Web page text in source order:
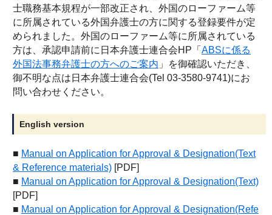
士職務基本規程が一部改正され、外国のローファーム等
に所属されている外国弁護士の方に関する登録要件が定
められました。外国のローファーム等に所属されている
方は、承認申請前に日本弁護士連合会HP「 ABSに係る
外国法事務弁護士の方へのご案内 」を御確認いただき、
御不明な点は日本弁護士連合会(Tel 03-3580-9741)にお
問い合わせください。
English version
■ Manual on Application for Approval & Designation(Text
& Reference materials) [PDF]
■ Manual on Application for Approval & Designation(Text)
[PDF]
■ Manual on Application for Approval & Designation(Refe